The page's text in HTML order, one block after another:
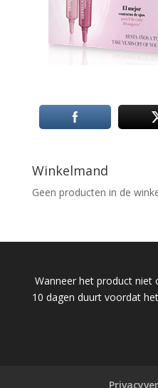
Winkelmand
Geen producten in de
Wanneer het product niet
10 dagen duurt voordat